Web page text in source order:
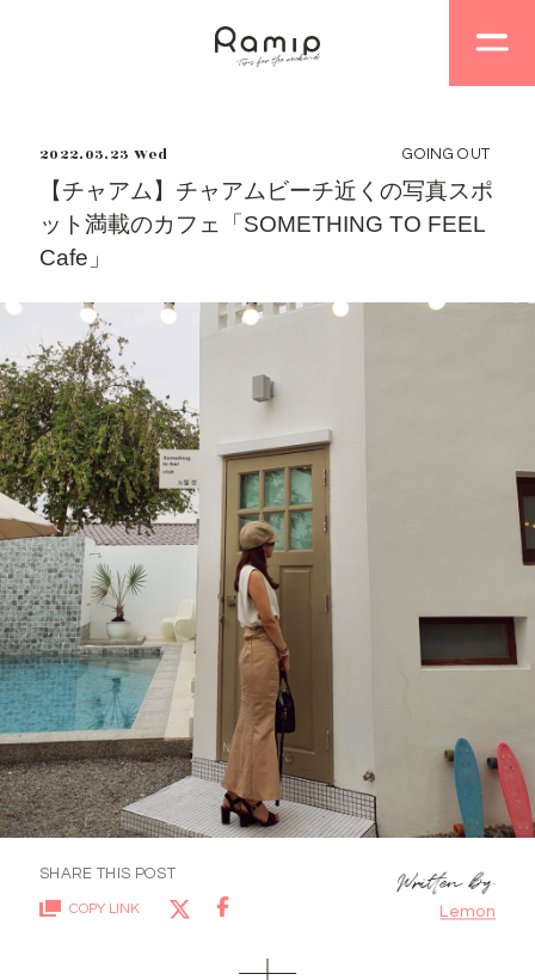
【チャアム】チャアムビーチ近くの写真スポ
ット満載のカフェ「SOMETHING TO FEEL
Cafe」
2022.03.23 Wed GOING OUT
SHARE THIS POST
COPY LINK Lemon